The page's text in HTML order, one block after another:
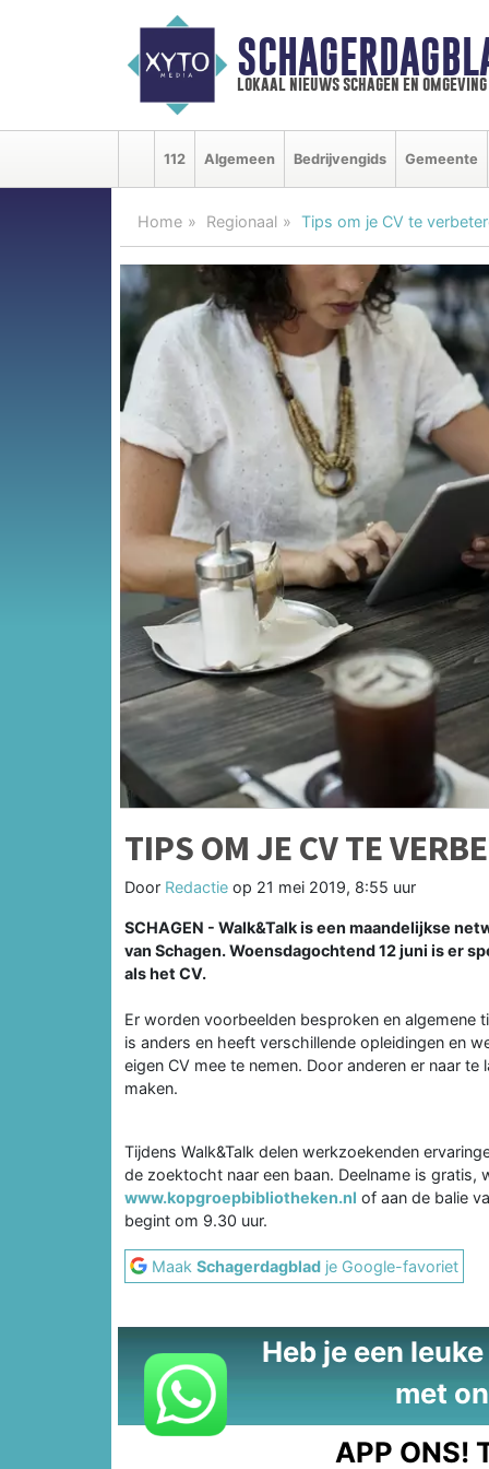
lokaal nieuws schagen en omgeving
112 Algemeen Bedrijvengids Gemeente
Home Regionaal Tips om je CV te
TIPS OM JE CV TE
Door Redactie op 21 mei 2019, 8:55 uur
SCHAGEN - Walk&Talk is een maandelijkse
van Schagen. Woensdagochtend 12 juni is er
als het CV.
Er worden voorbeelden besproken en algemene
is anders en heeft verschillende opleidingen en
eigen CV mee te nemen. Door anderen er naar
maken.
Tijdens Walk&Talk delen werkzoekenden
de zoektocht naar een baan. Deelname is gratis,
www.kopgroepbibliotheken.nl of aan de balie
begint om 9.30 uur.
Maak Schagerdagblad je Google-favoriet
Heb je een
met
APP ONS!